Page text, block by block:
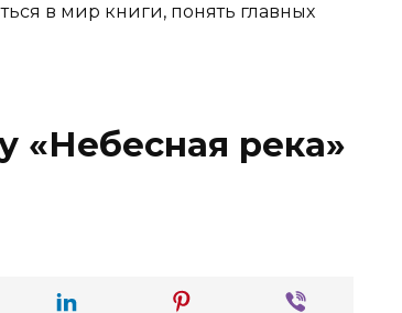
в мир книги, понять главных
«Небесная река»